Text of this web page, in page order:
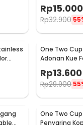
EN388
Rp15.000
Rp32.900
One Two
Adonan Kue
Baking Mat
JJ3873
Rp13.600
Rp29.900
One Two
Penyaring